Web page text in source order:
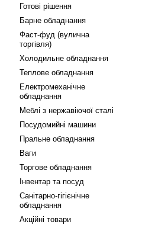
Готові рішення
Барне обладнання
Фаст-фуд (вулична
торгівля)
Холодильне обладнання
Теплове обладнання
Електромеханічне
обладнання
Меблі з нержавіючої сталі
Посудомийні машини
Пральне обладнання
Ваги
Торгове обладнання
Інвентар та посуд
Санітарно-гігієнічне
обладнання
Акційні товари